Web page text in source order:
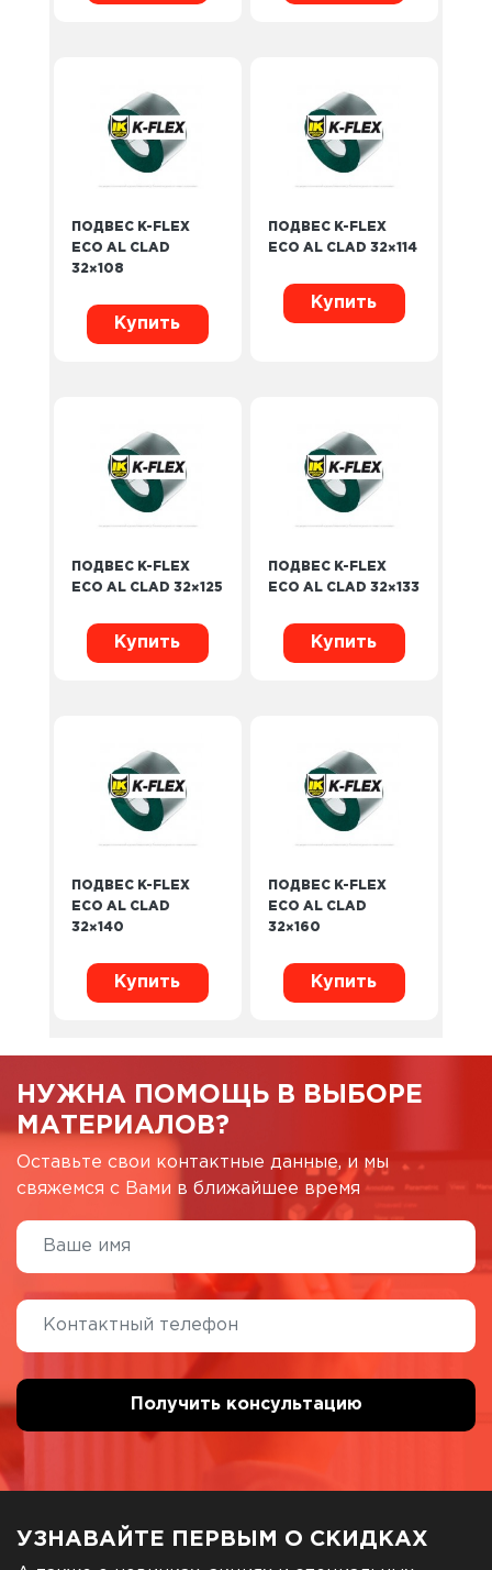
ПОДВЕС K-FLEX
ECO AL CLAD
32×108
Купить
ПОДВЕС K-FLEX
ECO AL CLAD 32×114
Купить
ПОДВЕС K-FLEX
ECO AL CLAD 32×125
Купить
ПОДВЕС K-FLEX
ECO AL CLAD 32×133
Купить
ПОДВЕС K-FLEX
ECO AL CLAD
32×140
Купить
ПОДВЕС K-FLEX
ECO AL CLAD
32×160
Купить
НУЖНА ПОМОЩЬ В ВЫБОРЕ
МАТЕРИАЛОВ?
Оставьте свои контактные данные, и мы
свяжемся с Вами в ближайшее время
УЗНАВАЙТЕ ПЕРВЫМ О СКИДКАХ